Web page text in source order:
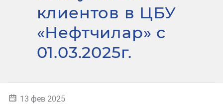
клиентов в ЦБУ
«Нефтчилар» с
01.03.2025г.
13 фев 2025